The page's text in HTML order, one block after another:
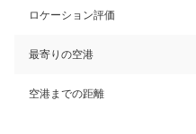
ロケーション評価
最寄りの空港
空港までの距離